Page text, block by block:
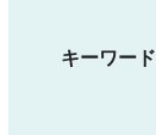
キーワード